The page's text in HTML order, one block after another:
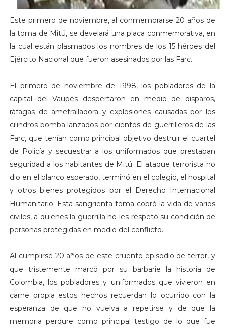
Este primero de noviembre, al conmemorarse 20 años de
la toma de Mitú, se develará una placa conmemorativa, en
la cual están plasmados los nombres de los 15 héroes del
Ejército Nacional que fueron asesinados por las Farc.
El primero de noviembre de 1998, los pobladores de la
capital del Vaupés despertaron en medio de disparos,
ráfagas de ametralladora y explosiones causadas por los
cilindros bomba lanzados por cientos de guerrilleros de las
Farc, que tenían como principal objetivo destruir el cuartel
de Policía y secuestrar a los uniformados que prestaban
seguridad a los habitantes de Mitú. El ataque terrorista no
dio en el blanco esperado, terminó en el colegio, el hospital
y otros bienes protegidos por el Derecho Internacional
Humanitario. Esta sangrienta toma cobró la vida de varios
civiles, a quienes la guerrilla no les respetó su condición de
personas protegidas en medio del conflicto.
Al cumplirse 20 años de este cruento episodio de terror, y
que tristemente marcó por su barbarie la historia de
Colombia, los pobladores y uniformados que vivieron en
carne propia estos hechos recuerdan lo ocurrido con la
esperanza de que no vuelva a repetirse y de que la
memoria perdure como principal testigo de lo que fue